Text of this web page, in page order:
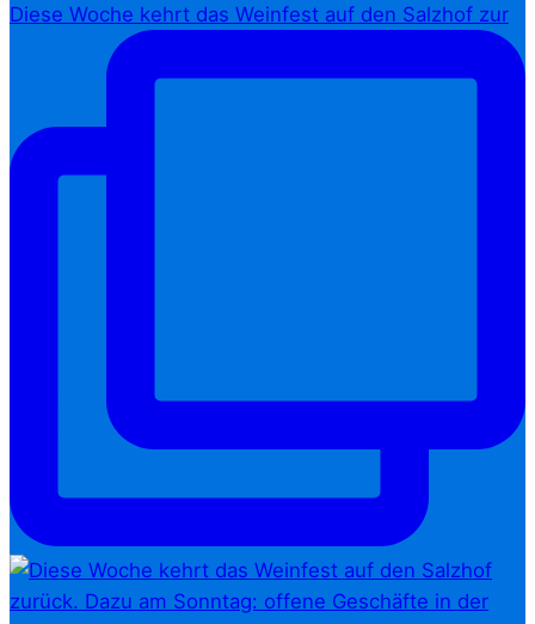
Diese Woche kehrt das Weinfest auf den Salzhof zur